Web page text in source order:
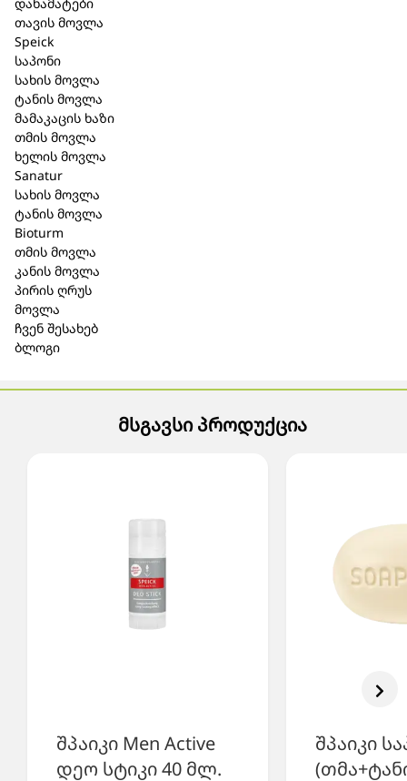
თავის მოვლა
Speick
საპონი
სახის მოვლა
ტანის მოვლა
მამაკაცის ხაზი
თმის მოვლა
ხელის მოვლა
Sanatur
სახის მოვლა
ტანის მოვლა
Bioturm
თმის მოვლა
კანის მოვლა
პირის ღრუს
მოვლა
ჩვენ შესახებ
ბლოგი
შპაიკი საპონი Mixed Senses ოკეანის არომატით,
დამზადებულია Speick Naturkosmetik-ის
ტრადიციული საპნის რეცეპტის მიხედვით,
სერტიფიცირებული პალმის ზეთით (RSPO), ასევე
ქოქოსის და ზეითუნის ზეთით. ნაზად წმენდს
მდიდარი, კრემისებრი, ქაფით. შეგიძლიათ
ყოველდღიურად გამოიყენოთ სახესა და სხეულზე.
სერტიფიცირებული ნატურალური კოსმეტიკა
(COSMOS);
არ შეიცავს სინთეზურ არომატიზატორებსა და
საღებავებს, სილიკონებს, პარაბენებს და
მინერალურ ზეთებს.
არ შეიცავს გლუტენს და ლაქტოზას;
99.99% ნატურალური წარმოშობის;
დერმატოლოგიურად და ალერგიულად
შემოწმებული;
ვეგანური.
მსგავსი პროდუქცია
შპაიკი Men Active
დეო სტიკი 40 მლ.
შპაიკი